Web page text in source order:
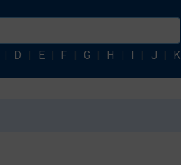
D E F G H I J K